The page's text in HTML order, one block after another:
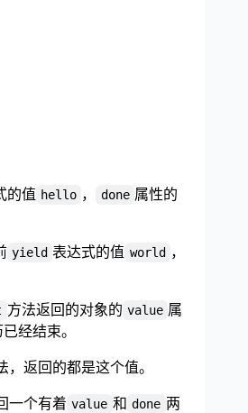
的值 hello ， done 属性的
yield 表达式的值 world ，
方法返回的对象的 value 属
经结束。
，返回的都是这个值。
一个有着 value 和 done 两